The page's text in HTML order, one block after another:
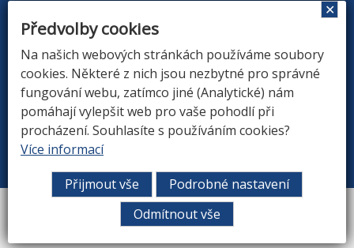
Základní škola a Mateřská škola v Rapšachu
378 07 Rapšach 290
GPS souřadnice: 48.8779183N, 14.9374494E
ÚVOD|O ŠKOLE|ZÁKLADNÍ ŠKOLA|MATEŘSKÁ
ŠKOLA
VytvořilARGON systems
Tvorba webových stránekRAZ DVA WEB
Předvolby cookies
Na našich webových stránkách používáme soubory
cookies. Některé z nich jsou nezbytné pro správné
fungování webu, zatímco jiné (Analytické) nám
pomáhají vylepšit web pro vaše pohodlí při
procházení. Souhlasíte s používáním cookies?
Více informací
Přijmout vše
Podrobné nastavení
Odmítnout vše
✕